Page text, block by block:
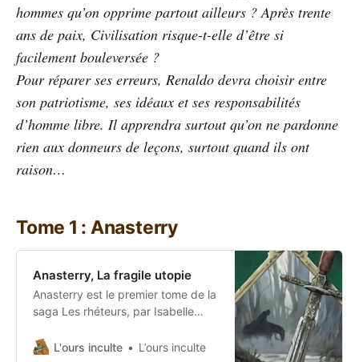
hommes qu’on opprime partout ailleurs ? Après trente
ans de paix, Civilisation risque-t-elle d’être si
facilement bouleversée ?
Pour réparer ses erreurs, Renaldo devra choisir entre
son patriotisme, ses idéaux et ses responsabilités
d’homme libre. Il apprendra surtout qu’on ne pardonne
rien aux donneurs de leçons, surtout quand ils ont
raison…
Tome 1 : Anasterry
Anasterry, La fragile utopie
Anasterry est le premier tome de la
saga Les rhéteurs, par Isabelle
baronnie dont la culture, la richesse
L'ours inculte L’ours inculte